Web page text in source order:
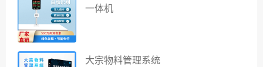
一体机
大宗物料管理系统